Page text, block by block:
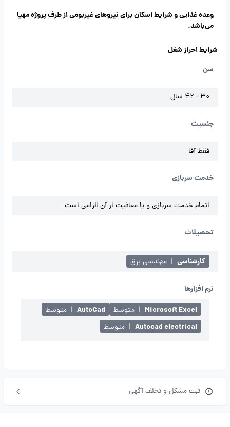
وعده غذایی و شرایط اسکان برای نیروهای غیربومی از طرف پروژه مهیا
می‌باشد.
شرایط احراز شغل
سن
30 - 42 سال
جنسیت
فقط آقا
خدمت سربازی
اتمام خدمت سربازی و یا معافیت از آن الزامی است
تحصیلات
کارشناسی | مهندسی برق
نرم افزارها
Microsoft Excel
| متوسط AutoCad
| متوسط
Autocad electrical
| متوسط
ثبت مشکل و تخلف آگهی